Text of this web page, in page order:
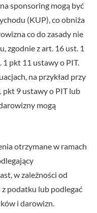
sponsoring mogą być
(KUP), co obniża
co do zasady nie
zgodnie z art. 16 ust. 1
pkt 11 ustawy o PIT.
na przykład przy
pkt 9 ustawy o PIT lub
mogą
otrzymane w ramach
w zależności od
podatku lub podlegać
i darowizn.